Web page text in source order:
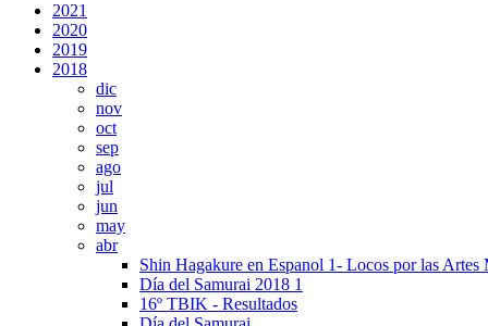
2021
2020
2019
2018
dic
nov
oct
sep
ago
jul
jun
may
abr
Shin Hagakure en Espanol 1- Locos por las Artes
Día del Samurai 2018 1
16º TBIK - Resultados